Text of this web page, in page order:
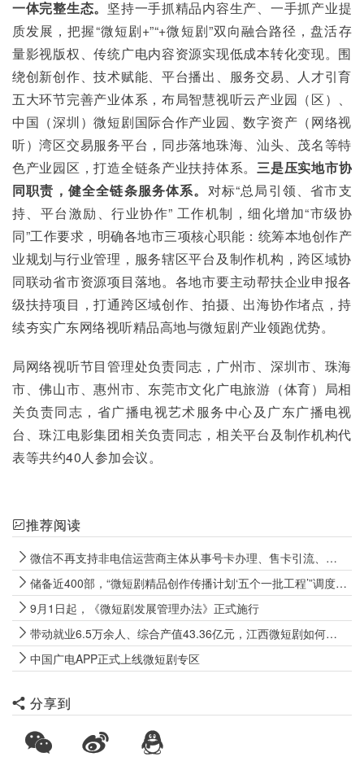
一体完整生态。 坚持一手抓精品内容生产、一手抓产业提
质发展，把握“微短剧+”“+微短剧”双向融合路径，盘活存
量影视版权、传统广电内容资源实现低成本转化变现。围
绕创新创作、技术赋能、平台播出、服务交易、人才引育
五大环节完善产业体系，布局智慧视听云产业园（区）、
中国（深圳）微短剧国际合作产业园、数字资产（网络视
听）湾区交易服务平台，同步落地珠海、汕头、茂名等特
色产业园区，打造全链条产业扶持体系。三是压实地市协
同职责，健全全链条服务体系。 对标“总局引领、省市支
持、平台激励、行业协作” 工作机制，细化增加“市级协
同”工作要求，明确各地市三项核心职能：统筹本地创作产
业规划与行业管理，服务辖区平台及制作机构，跨区域协
同联动省市资源项目落地。各地市要主动帮扶企业申报各
级扶持项目，打通跨区域创作、拍摄、出海协作堵点，持
续夯实广东网络视听精品高地与微短剧产业领跑优势。
局网络视听节目管理处负责同志，广州市、深圳市、珠海
市、佛山市、惠州市、东莞市文化广电旅游（体育）局相
关负责同志，省广播电视艺术服务中心及广东广播电视
台、珠江电影集团相关负责同志，相关平台及制作机构代
表等共约40人参加会议。
推荐阅读
微信不再支持非电信运营商主体从事号卡办理、售卡引流、代办开卡等经营行为
储备近400部，“微短剧精品创作传播计划‘五个一批工程’”调度会召开
9月1日起，《微短剧发展管理办法》正式施行
带动就业6.5万余人、综合产值43.36亿元，江西微短剧如何向上生长？
中国广电APP正式上线微短剧专区
分享到